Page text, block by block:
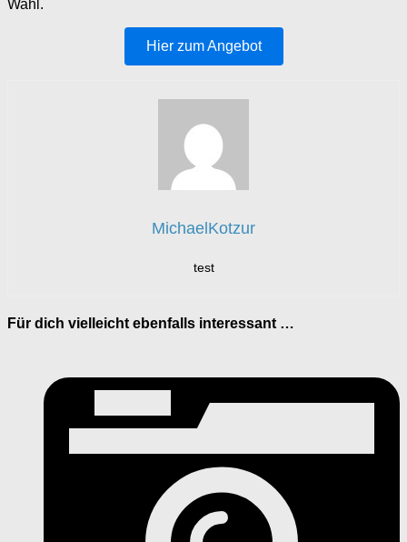
Wahl.
Hier zum Angebot
MichaelKotzur
test
Für dich vielleicht ebenfalls interessant …